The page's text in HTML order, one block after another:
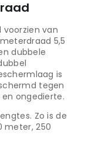
van
5,5
dubbele
is
tegen
en ongedierte.
Zo is de
meter, 250